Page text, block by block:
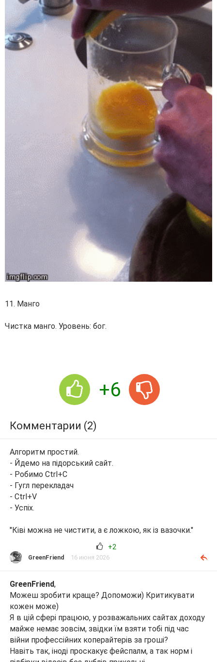
11. Манго
Чистка манго. Уровень: бог.
+6
Комментарии (2)
Алгоритм простий.
- Йдемо на підорський сайт.
- Робимо Ctrl+C
- Гугл перекладач
- Ctrl+V
- Успіх.
"Ківі можна не чистити, а є ложкою, як із вазочки."
+2
GreenFriend 16 июня 2026
GreenFriend,
Можеш зробити краще? Допоможи) Критикувати
кожен може)
Я в цій сфері працюю, у розважальних сайтах доходу
майже немає зовсім, звідки їм взяти тобі під час
війни профессійних коперайтерів за гроші?
Навіть так, іноді проскакує фейспалм, а так норм і